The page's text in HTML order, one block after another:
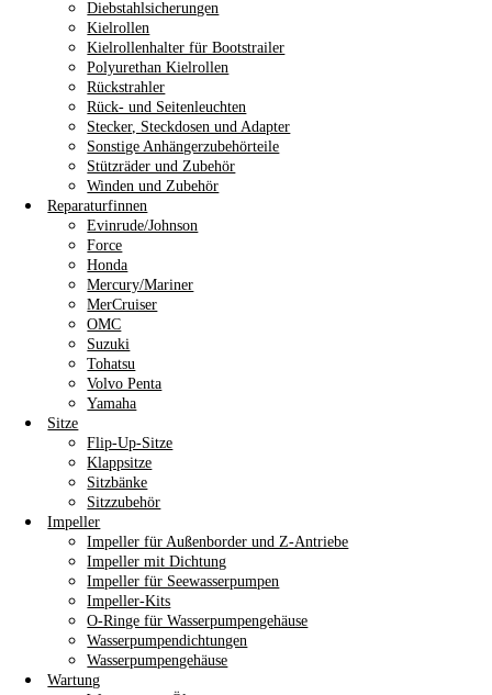
Diebstahlsicherungen
Kielrollen
Kielrollenhalter für Bootstrailer
Polyurethan Kielrollen
Rückstrahler
Rück- und Seitenleuchten
Stecker, Steckdosen und Adapter
Sonstige Anhängerzubehörteile
Stützräder und Zubehör
Winden und Zubehör
Reparaturfinnen
Evinrude/Johnson
Force
Honda
Mercury/Mariner
MerCruiser
OMC
Suzuki
Tohatsu
Volvo Penta
Yamaha
Sitze
Flip-Up-Sitze
Klappsitze
Sitzbänke
Sitzzubehör
Impeller
Impeller für Außenborder und Z-Antriebe
Impeller mit Dichtung
Impeller für Seewasserpumpen
Impeller-Kits
O-Ringe für Wasserpumpengehäuse
Wasserpumpendichtungen
Wasserpumpengehäuse
Wartung